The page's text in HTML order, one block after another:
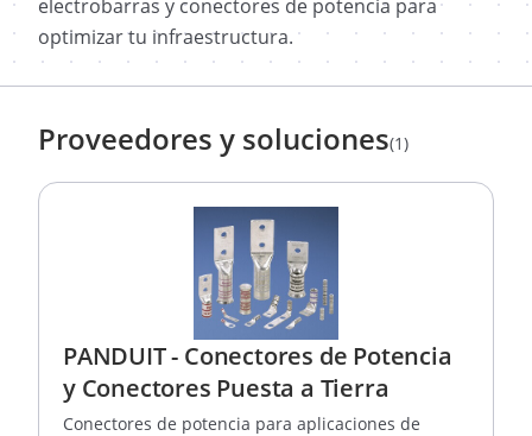
electrobarras y conectores de potencia para
optimizar tu infraestructura.
Proveedores y soluciones(1)
PANDUIT - Conectores de Potencia
y Conectores Puesta a Tierra
Conectores de potencia para aplicaciones de